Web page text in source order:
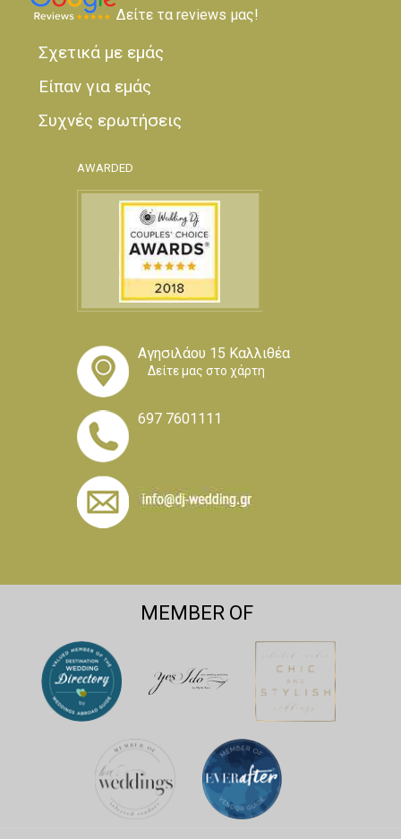
Δείτε τα reviews μας!
Σχετικά με εμάς
Είπαν για εμάς
Συχνές ερωτήσεις
AWARDED
Αγησιλάου 15 Καλλιθέα
Δείτε μας στο χάρτη
697 7601111
MEMBER OF